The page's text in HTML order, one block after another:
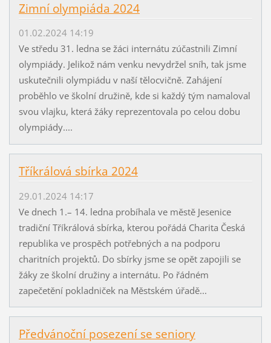
Zimní olympiáda 2024
01.02.2024 14:19
Ve středu 31. ledna se žáci internátu zúčastnili Zimní
olympiády. Jelikož nám venku nevydržel sníh, tak jsme
uskutečnili olympiádu v naší tělocvičně. Zahájení
proběhlo ve školní družině, kde si každý tým namaloval
svou vlajku, která žáky reprezentovala po celou dobu
olympiády....
Tříkrálová sbírka 2024
29.01.2024 14:17
Ve dnech 1.– 14. ledna probíhala ve městě Jesenice
tradiční Tříkrálová sbírka, kterou pořádá Charita Česká
republika ve prospěch potřebných a na podporu
charitních projektů. Do sbírky jsme se opět zapojili se
žáky ze školní družiny a internátu. Po řádném
zapečetění pokladniček na Městském úřadě...
Předvánoční posezení se seniory